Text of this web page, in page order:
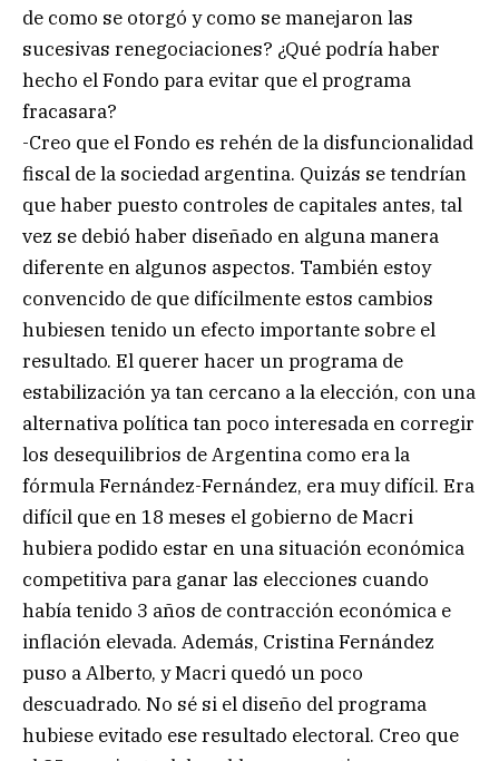
de como se otorgó y como se manejaron las
sucesivas renegociaciones? ¿Qué podría haber
hecho el Fondo para evitar que el programa
fracasara?
-Creo que el Fondo es rehén de la disfuncionalidad
fiscal de la sociedad argentina. Quizás se tendrían
que haber puesto controles de capitales antes, tal
vez se debió haber diseñado en alguna manera
diferente en algunos aspectos. También estoy
convencido de que difícilmente estos cambios
hubiesen tenido un efecto importante sobre el
resultado. El querer hacer un programa de
estabilización ya tan cercano a la elección, con una
alternativa política tan poco interesada en corregir
los desequilibrios de Argentina como era la
fórmula Fernández-Fernández, era muy difícil. Era
difícil que en 18 meses el gobierno de Macri
hubiera podido estar en una situación económica
competitiva para ganar las elecciones cuando
había tenido 3 años de contracción económica e
inflación elevada. Además, Cristina Fernández
puso a Alberto, y Macri quedó un poco
descuadrado. No sé si el diseño del programa
hubiese evitado ese resultado electoral. Creo que